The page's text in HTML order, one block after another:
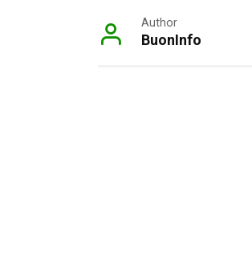
Author
BuonInfo